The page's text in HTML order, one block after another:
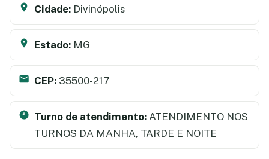
Cidade: Divinópolis
Estado: MG
CEP: 35500-217
Turno de atendimento: ATENDIMENTO NOS
TURNOS DA MANHA, TARDE E NOITE